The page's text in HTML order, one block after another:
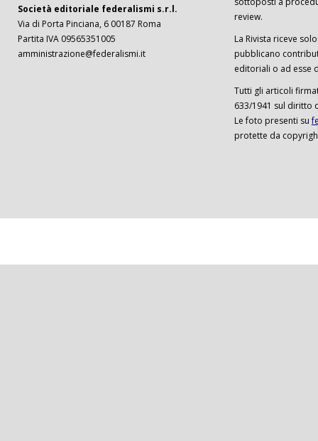
Società editoriale federalismi s.r.l.
Via di Porta Pinciana, 6 00187 Roma
Partita IVA 09565351005
amministrazione@federalismi.it
review.
La Rivista riceve
pubblicano
editoriali o ad esse
Tutti gli articoli
633/1941 sul diritto
Le foto presenti su
protette da